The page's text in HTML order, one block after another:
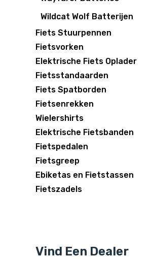
Wildcat Wolf Batterijen
Fiets Stuurpennen
Fietsvorken
Elektrische Fiets Oplader
Fietsstandaarden
Fiets Spatborden
Fietsenrekken
Wielershirts
Elektrische Fietsbanden
Fietspedalen
Fietsgreep
Ebiketas en Fietstassen
Fietszadels
Vind Een Dealer